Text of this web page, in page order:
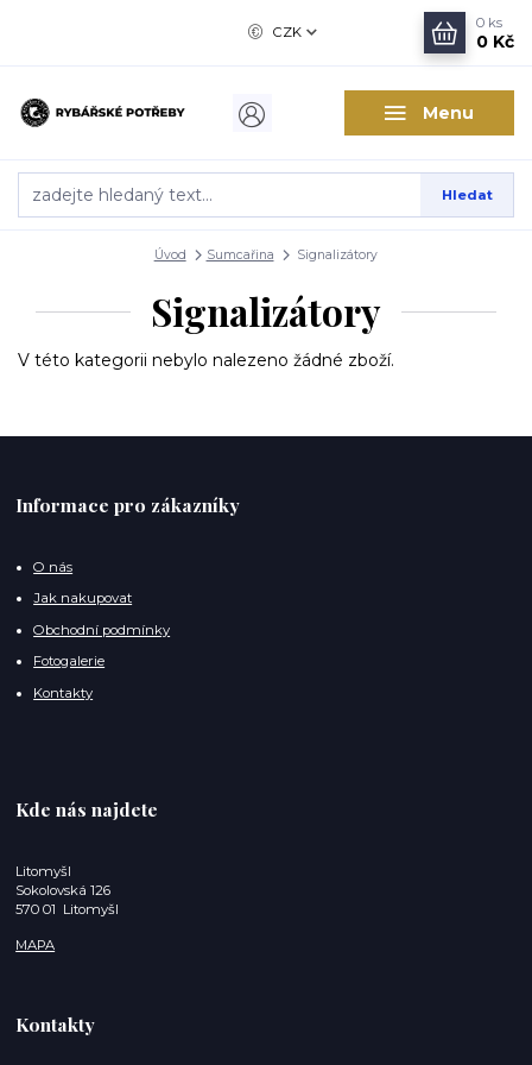
Menu
CZK
Hledat
0 ks
0 Kč
Úvod Sumcařina Signalizátory
Signalizátory
V této kategorii nebylo nalezeno žádné zboží.
Informace pro zákazníky
O nás
Jak nakupovat
Obchodní podmínky
Fotogalerie
Kontakty
Kde nás najdete
Litomyšl
Sokolovská 126
570 01 Litomyšl
MAPA
Kontakty